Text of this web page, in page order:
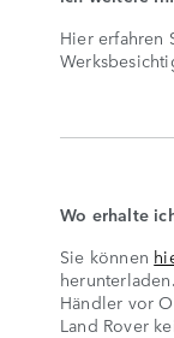
Hier erfahren
Wo erhalte
Sie können
Händler vor
Land Rover